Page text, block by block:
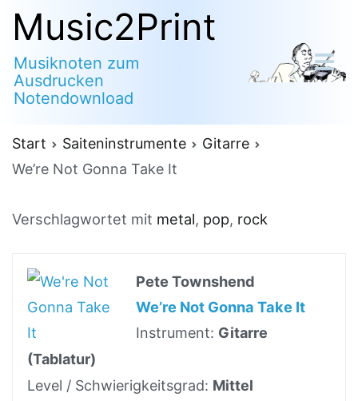
Zum
Inhalt
springen
Music2Print
Musiknoten zum
Ausdrucken
Notendownload
Start Saiteninstrumente
Gitarre
We’re Not Gonna Take It
Verschlagwortet mit metal, pop, rock
Pete Townshend
We’re Not Gonna Take It
Instrument: Gitarre
(Tablatur)
Level / Schwierigkeitsgrad: Mittel